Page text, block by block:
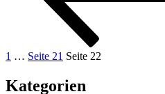
1 … Seite 21 Seite 22
Kategorien